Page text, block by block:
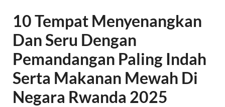
10 Tempat Menyenangkan
Dan Seru Dengan
Pemandangan Paling Indah
Serta Makanan Mewah Di
Negara Rwanda 2025